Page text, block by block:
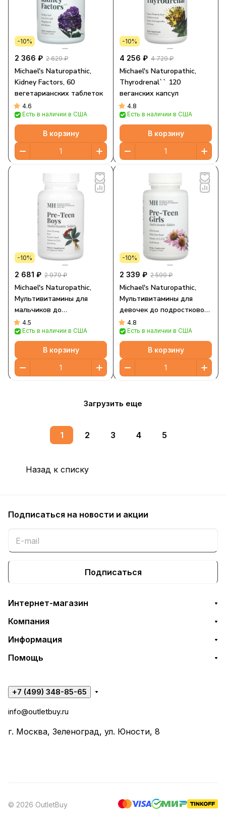
-10%
2 366 ₽ 2 629 ₽
Michael's Naturopathic,
Kidney Factors, 60
вегетарианских таблеток
4.6
Есть в наличии в США
В корзину
-10%
4 256 ₽ 4 729 ₽
Michael's Naturopathic,
Thyrodrenal`` 120
веганских капсул
4.8
Есть в наличии в США
В корзину
-10%
2 681 ₽ 2 979 ₽
Michael's Naturopathic,
Мультивитамины для
мальчиков до
подросткового возраста,
60 вегетарианских
таблеток
4.5
Есть в наличии в США
В корзину
-10%
2 339 ₽ 2 599 ₽
Michael's Naturopathic,
Мультивитамины для
девочек до подросткового
возраста, 60
вегетарианских таблеток
4.8
Есть в наличии в США
В корзину
Загрузить еще
1 2 3 4 5
Назад к списку
Подписаться на новости и акции
Подписаться
Интернет-магазин
Компания
Информация
Помощь
+7 (499) 348-85-65
info@outletbuy.ru
г. Москва, Зеленоград, ул. Юности, 8
© 2026 OutletBuy